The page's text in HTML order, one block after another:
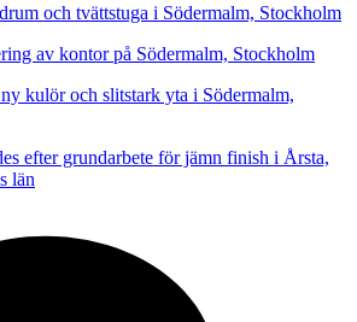
och tvättstuga i Södermalm, Stockholm
av kontor på Södermalm, Stockholm
kulör och slitstark yta i Södermalm,
efter grundarbete för jämn finish i Årsta,
län